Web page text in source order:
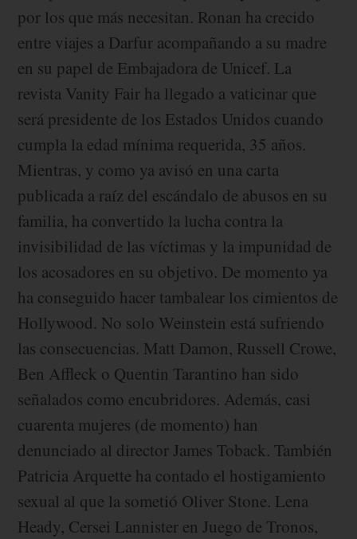
por los que más necesitan. Ronan ha crecido
entre viajes a Darfur acompañando a su madre
en su papel de Embajadora de Unicef. La
revista Vanity Fair ha llegado a vaticinar que
será presidente de los Estados Unidos cuando
cumpla la edad mínima requerida, 35 años.
Mientras, y como ya avisó en una carta
publicada a raíz del escándalo de abusos en su
familia, ha convertido la lucha contra la
invisibilidad de las víctimas y la impunidad de
los acosadores en su objetivo. De momento ya
ha conseguido hacer tambalear los cimientos de
Hollywood. No solo Weinstein está sufriendo
las consecuencias. Matt Damon, Russell Crowe,
Ben Affleck o Quentin Tarantino han sido
señalados como encubridores. Además, casi
cuarenta mujeres (de momento) han
denunciado al director James Toback. También
Patricia Arquette ha contado el hostigamiento
sexual al que la sometió Oliver Stone. Lena
Heady, Cersei Lannister en Juego de Tronos,